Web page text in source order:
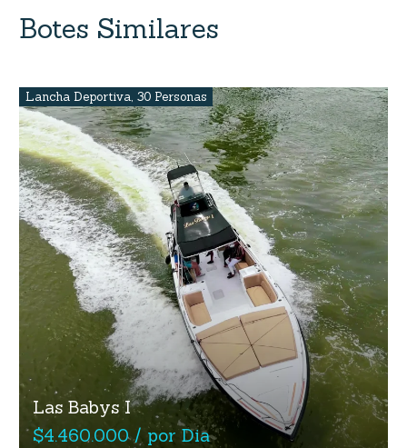
Botes Similares
Lancha Deportiva, 30 Personas
Las Babys I
$4.460.000 / por Dia